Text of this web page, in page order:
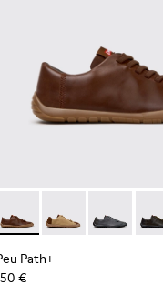
Boots for Men.
008
- K300467-007 -
- K300467-006
Peu Terreno -
Peu Path+ - K101114-
Peu Path+ -Peu Path+
Path+
€